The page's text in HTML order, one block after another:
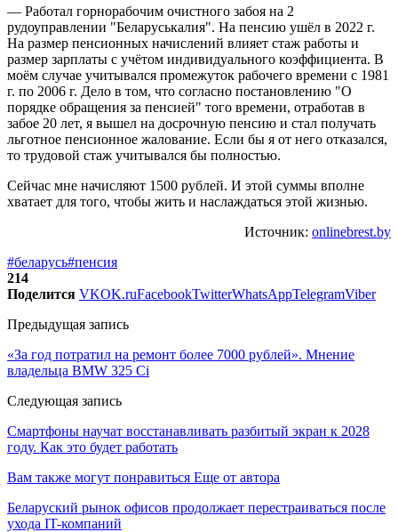
— Работал горнорабочим очистного забоя на 2
рудоуправлении "Беларуськалия". На пенсию ушёл в 2022 г.
На размер пенсионных начислений влияет стаж работы и
размер зарплаты с учётом индивидуального коэффициента. В
моём случае учитывался промежуток рабочего времени с 1981
г. по 2006 г. Дело в том, что согласно постановлению "О
порядке обращения за пенсией" того времени, отработав в
забое 20 лет, я вышел на досрочную пенсию и стал получать
льготное пенсионное жалование. Если бы я от него отказался,
то трудовой стаж учитывался бы полностью.
Сейчас мне начисляют 1500 рублей. И этой суммы вполне
хватает для того, чтобы жить и наслаждаться этой жизнью.
Источник: onlinebrest.by
#беларусь#пенсия
214
Поделится VKOK.ruFacebookTwitterWhatsAppTelegramViber
Предыдущая запись
«За год потратил на ремонт более 7000 рублей». Мнение
владельца BMW 325 Ci
Следующая запись
Смартфоны научат восстанавливать разбитый экран к 2028
году. Как это будет работать
Вам также могут понравиться Еще от автора
Беларуский рынок офисов продолжает перестраиваться после
ухода IT-компаний